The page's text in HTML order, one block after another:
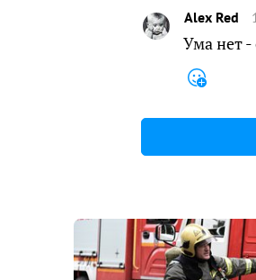
Alex Red
Ума нет -